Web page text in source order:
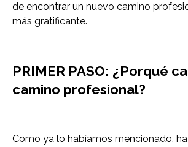
de encontrar un nuevo camino
más gratificante.
PRIMER PASO: ¿Porqué
camino profesional?
Como ya lo habíamos mencionado,